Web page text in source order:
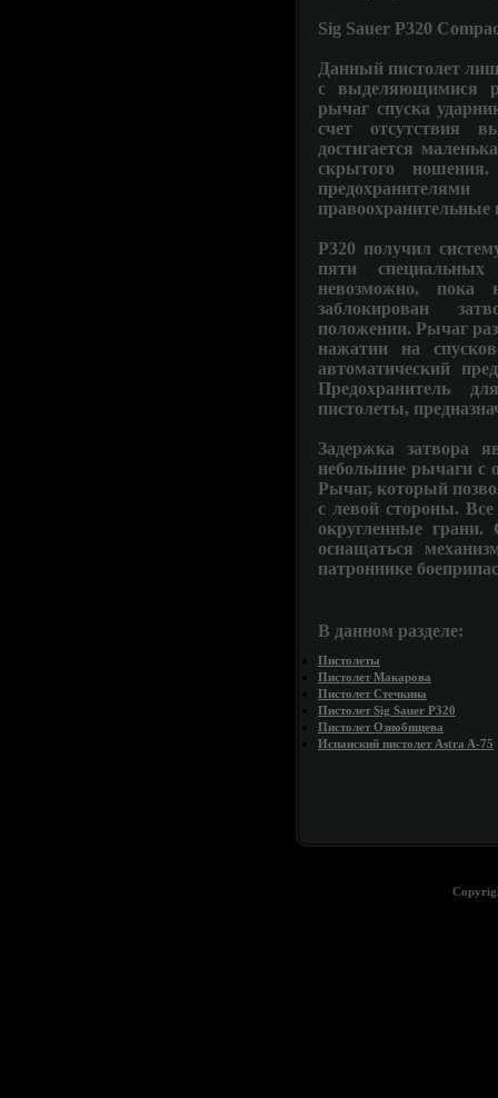
Sig Sauer P320
Данный пистолет
с выделяющимися
рычаг спуска
счет отсутствия
достигается
скрытого
правоохранительные
P320 получил
пяти специальных
невозможно, пока
заблокирован
положении. Рычаг
нажатии на
автоматический
Предохранитель
пистолеты,
Задержка затвора
небольшие рычаги с
Рычаг, который
с левой стороны.
округленные
оснащаться
патроннике
В данном разделе:
Пистолеты
Пистолет Макарова
Пистолет Стечкина
Пистолет Sig Sauer P320
Пистолет Ознобищева
Испанский пистолет Astra A-75